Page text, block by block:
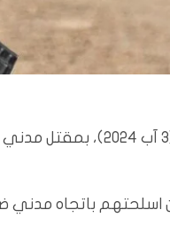
افاد مصدر امني،
اسلحتهم باتجاه